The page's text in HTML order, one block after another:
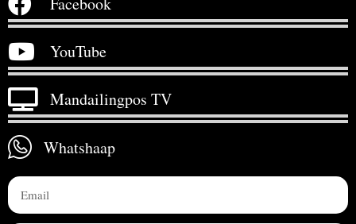
YouTube
Mandailingpos TV
Whatshaap